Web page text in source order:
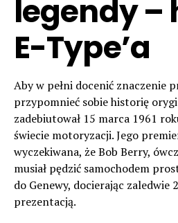
legendy –
E-Type’a
Aby w pełni docenić znaczenie
przypomnieć sobie historię
zadebiutował 15 marca 1961
świecie motoryzacji. Jego
wyczekiwana, że Bob Berry,
musiał pędzić samochodem
do Genewy, docierając
prezentacją.